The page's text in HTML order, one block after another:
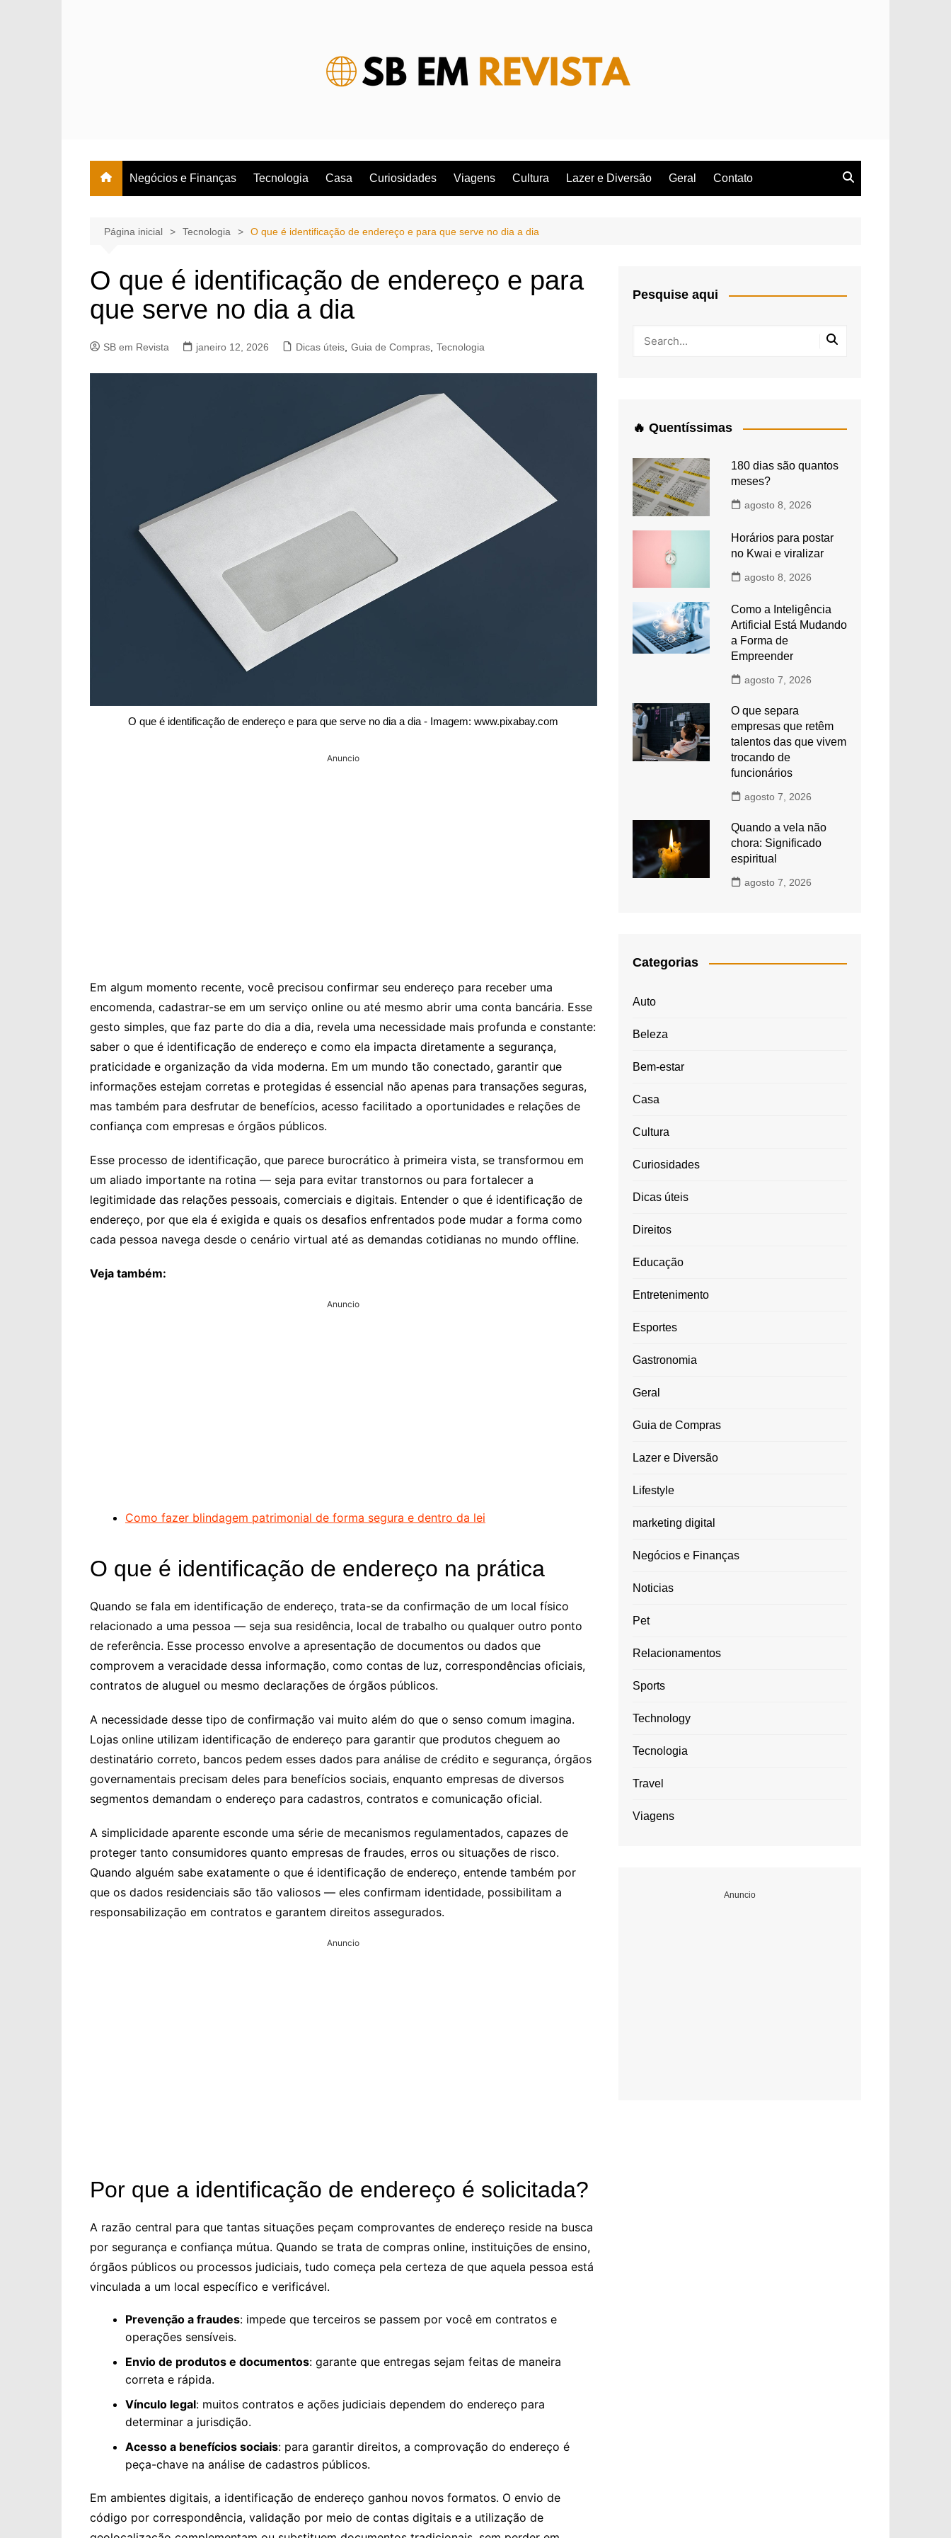
Negócios e Finanças Tecnologia Casa Curiosidades Viagens Cultura Lazer e Diversão Geral Contato
Página inicial Tecnologia O que é identificação de endereço e para que serve no dia a dia
O que é identificação de endereço e para
que serve no dia a dia
SB em Revista janeiro 12, 2026 Dicas úteis Guia de Compras Tecnologia
O que é identificação de endereço e para que serve no dia a dia - Imagem: www.pixabay.com
Anuncio
Em algum momento recente, você precisou confirmar seu endereço para receber uma
encomenda, cadastrar-se em um serviço online ou até mesmo abrir uma conta bancária. Esse
gesto simples, que faz parte do dia a dia, revela uma necessidade mais profunda e constante:
saber o que é identificação de endereço e como ela impacta diretamente a segurança,
praticidade e organização da vida moderna. Em um mundo tão conectado, garantir que
informações estejam corretas e protegidas é essencial não apenas para transações seguras,
mas também para desfrutar de benefícios, acesso facilitado a oportunidades e relações de
confiança com empresas e órgãos públicos.
Esse processo de identificação, que parece burocrático à primeira vista, se transformou em
um aliado importante na rotina — seja para evitar transtornos ou para fortalecer a
legitimidade das relações pessoais, comerciais e digitais. Entender o que é identificação de
endereço, por que ela é exigida e quais os desafios enfrentados pode mudar a forma como
cada pessoa navega desde o cenário virtual até as demandas cotidianas no mundo offline.
Veja também:
Anuncio
Como fazer blindagem patrimonial de forma segura e dentro da lei
O que é identificação de endereço na prática
Quando se fala em identificação de endereço, trata-se da confirmação de um local físico
relacionado a uma pessoa ― seja sua residência, local de trabalho ou qualquer outro ponto
de referência. Esse processo envolve a apresentação de documentos ou dados que
comprovem a veracidade dessa informação, como contas de luz, correspondências oficiais,
contratos de aluguel ou mesmo declarações de órgãos públicos.
A necessidade desse tipo de confirmação vai muito além do que o senso comum imagina.
Lojas online utilizam identificação de endereço para garantir que produtos cheguem ao
destinatário correto, bancos pedem esses dados para análise de crédito e segurança, órgãos
governamentais precisam deles para benefícios sociais, enquanto empresas de diversos
segmentos demandam o endereço para cadastros, contratos e comunicação oficial.
A simplicidade aparente esconde uma série de mecanismos regulamentados, capazes de
proteger tanto consumidores quanto empresas de fraudes, erros ou situações de risco.
Quando alguém sabe exatamente o que é identificação de endereço, entende também por
que os dados residenciais são tão valiosos ― eles confirmam identidade, possibilitam a
responsabilização em contratos e garantem direitos assegurados.
Anuncio
Por que a identificação de endereço é solicitada?
A razão central para que tantas situações peçam comprovantes de endereço reside na busca
por segurança e confiança mútua. Quando se trata de compras online, instituições de ensino,
órgãos públicos ou processos judiciais, tudo começa pela certeza de que aquela pessoa está
vinculada a um local específico e verificável.
Prevenção a fraudes: impede que terceiros se passem por você em contratos e
operações sensíveis.
Envio de produtos e documentos: garante que entregas sejam feitas de maneira
correta e rápida.
Vínculo legal: muitos contratos e ações judiciais dependem do endereço para
determinar a jurisdição.
Acesso a benefícios sociais: para garantir direitos, a comprovação do endereço é
peça-chave na análise de cadastros públicos.
Em ambientes digitais, a identificação de endereço ganhou novos formatos. O envio de
código por correspondência, validação por meio de contas digitais e a utilização de
Pesquise aqui
🔥 Quentíssimas
180 dias são quantos
meses?
agosto 8, 2026
Horários para postar
no Kwai e viralizar
agosto 8, 2026
Como a Inteligência
Artificial Está Mudando
a Forma de
Empreender
agosto 7, 2026
O que separa
empresas que retêm
talentos das que vivem
trocando de
funcionários
agosto 7, 2026
Quando a vela não
chora: Significado
espiritual
agosto 7, 2026
Categorias
Auto
Beleza
Bem-estar
Casa
Cultura
Curiosidades
Dicas úteis
Direitos
Educação
Entretenimento
Esportes
Gastronomia
Geral
Guia de Compras
Lazer e Diversão
Lifestyle
marketing digital
Negócios e Finanças
Noticias
Pet
Relacionamentos
Sports
Technology
Tecnologia
Travel
Viagens
Anuncio